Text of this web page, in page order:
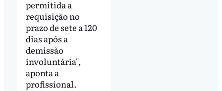
permitida a
requisição no
prazo de sete a 120
dias após a
demissão
involuntária",
aponta a
profissional.